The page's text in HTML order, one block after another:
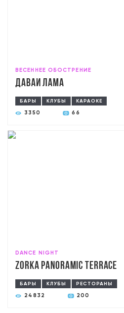
ВЕСЕННЕЕ ОБОСТРЕНИЕ
Давай лама
БАРЫ КЛУБЫ КАРАОКЕ
3350 66
DANCE NIGHT
ZORKA Panoramic Terrace
БАРЫ КЛУБЫ РЕСТОРАНЫ
24832 200